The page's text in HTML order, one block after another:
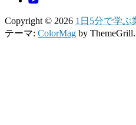
Copyright © 2026 1日5分で学ぶ
テーマ: ColorMag by